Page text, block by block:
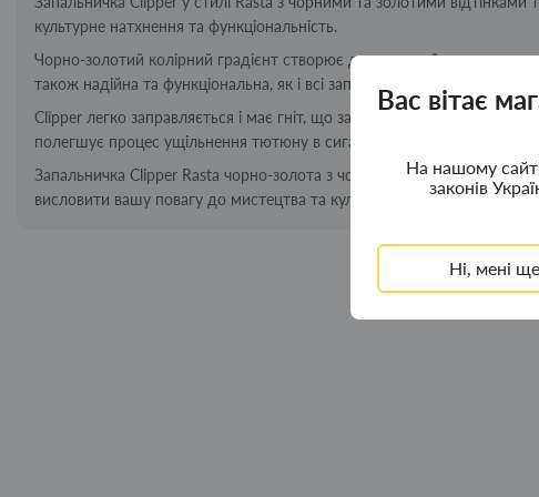
Вас вітає
На нашому
законів
Ні, мені
культурне натхнення та функціональність.
Чорно-золотий колірний градієнт створює дивовижний контраст,
також надійна та функціональна, як і всі запальнички Clipper.
Clipper легко заправляється і має гніт, що замінюється, що робить її
полегшує процес ущільнення тютюну в сигареті.
Запальничка Clipper Rasta чорно-золота з чорним ковпачком - це не
висловити вашу повагу до мистецтва та культурної спадщини.